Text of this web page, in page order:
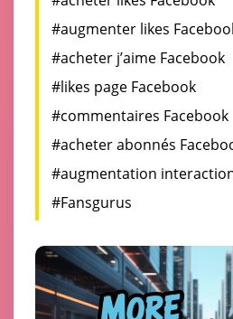
#augmenter likes
#acheter j’aime Facebook
#likes page Facebook
#commentaires Facebook
#acheter abonnés
#augmentation
#Fansgurus